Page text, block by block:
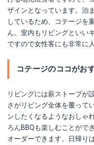
ザインとなっています。泊
しているため、コテージを
ん。室内もリビングといい
ですので女性客にも非常に
コテージのココがお
リビングには薪ストーブが
さがリビング全体を覆って
ンしたくなるようなおしゃ
ろんBBQも楽しむことがで
オーダーできます。日帰り